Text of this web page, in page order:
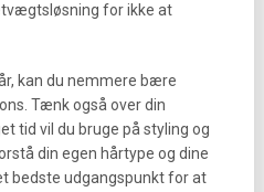
for ikke at
kan du nemmere bære
Tænk også over din
tid vil du bruge på styling og
din egen hårtype og dine
bedste udgangspunkt for at